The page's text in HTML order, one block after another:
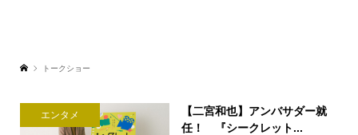
トークショー
エンタメ
【二宮和也】アンバサダー就
任！ 『シークレット...